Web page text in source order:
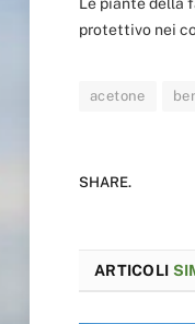
Le piante della
protettivo nei
acetone
SHARE.
ARTICOLI